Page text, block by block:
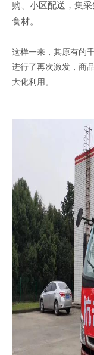
购、小区配送，集
食材。
这样一来，其原有的
进行了再次激发，商
大化利用。